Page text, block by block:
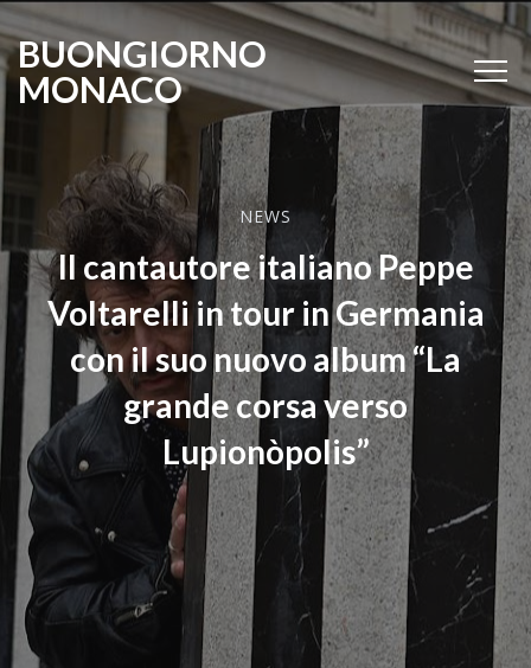
BUONGIORNO
MONACO
NEWS
Il cantautore italiano Peppe
Voltarelli in tour in Germania
con il suo nuovo album “La
grande corsa verso
Lupionòpolis”